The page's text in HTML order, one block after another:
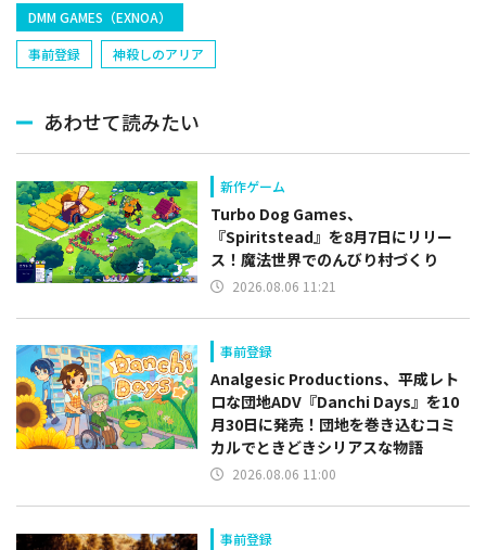
DMM GAMES（EXNOA）
事前登録
神殺しのアリア
あわせて読みたい
新作ゲーム
Turbo Dog Games、
『Spiritstead』を8月7日にリリー
ス！魔法世界でのんびり村づくり
2026.08.06 11:21
事前登録
Analgesic Productions、平成レト
ロな団地ADV『Danchi Days』を10
月30日に発売！団地を巻き込むコミ
カルでときどきシリアスな物語
2026.08.06 11:00
事前登録